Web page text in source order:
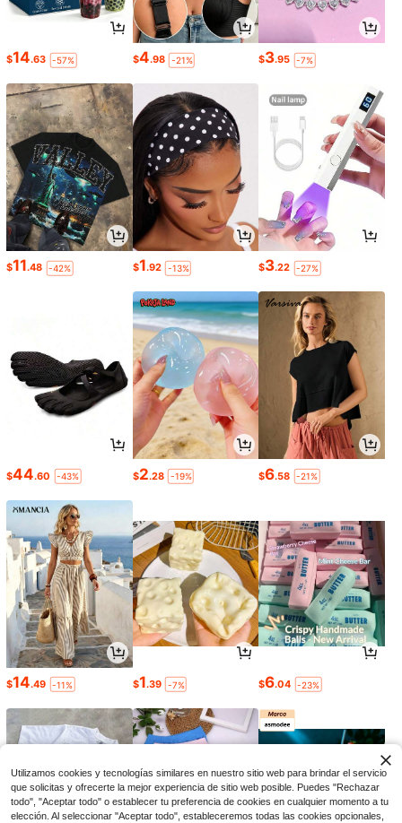
$14.63 -57% $4.98 -21% $3.95 -7%
$11.48 -42% $1.92 -13% $3.22 -27%
$44.60 -43% $2.28 -19% $6.58 -21%
$14.49 -11% $1.39 -7% $6.04 -23%
Utilizamos cookies y tecnologías similares en nuestro sitio web para brindar el servicio
que solicitas y ofrecerte la mejor experiencia de sitio web posible. Puedes "Rechazar
todo", "Aceptar todo" o establecer tu preferencia de cookies en cualquier momento a tu
elección. Al seleccionar "Aceptar todo", estableceremos todas las cookies opcionales,